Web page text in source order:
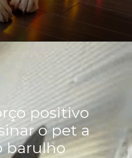
positivo
o pet a
barulho